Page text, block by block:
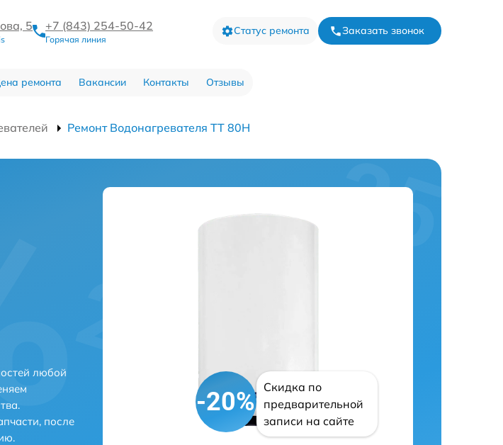
5 +7 (843) 254-50-42
Горячая линия
Статус ремонта Заказать звонок
ремонта Вакансии Контакты Отзывы
Ремонт Водонагревателя TT 80H
любой
после
-20%
Скидка по
предварительной
записи на сайте